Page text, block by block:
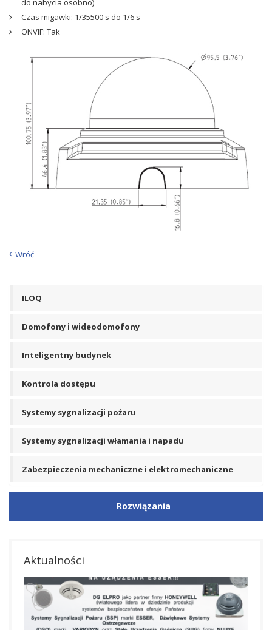
do nabycia osobno)
Czas migawki: 1/35500 s do 1/6 s
ONVIF: Tak
Wróć
ILOQ
Domofony i wideodomofony
Inteligentny budynek
Kontrola dostępu
Systemy sygnalizacji pożaru
Systemy sygnalizacji włamania i napadu
Zabezpieczenia mechaniczne i elektromechaniczne
Rozwiązania
Aktualności